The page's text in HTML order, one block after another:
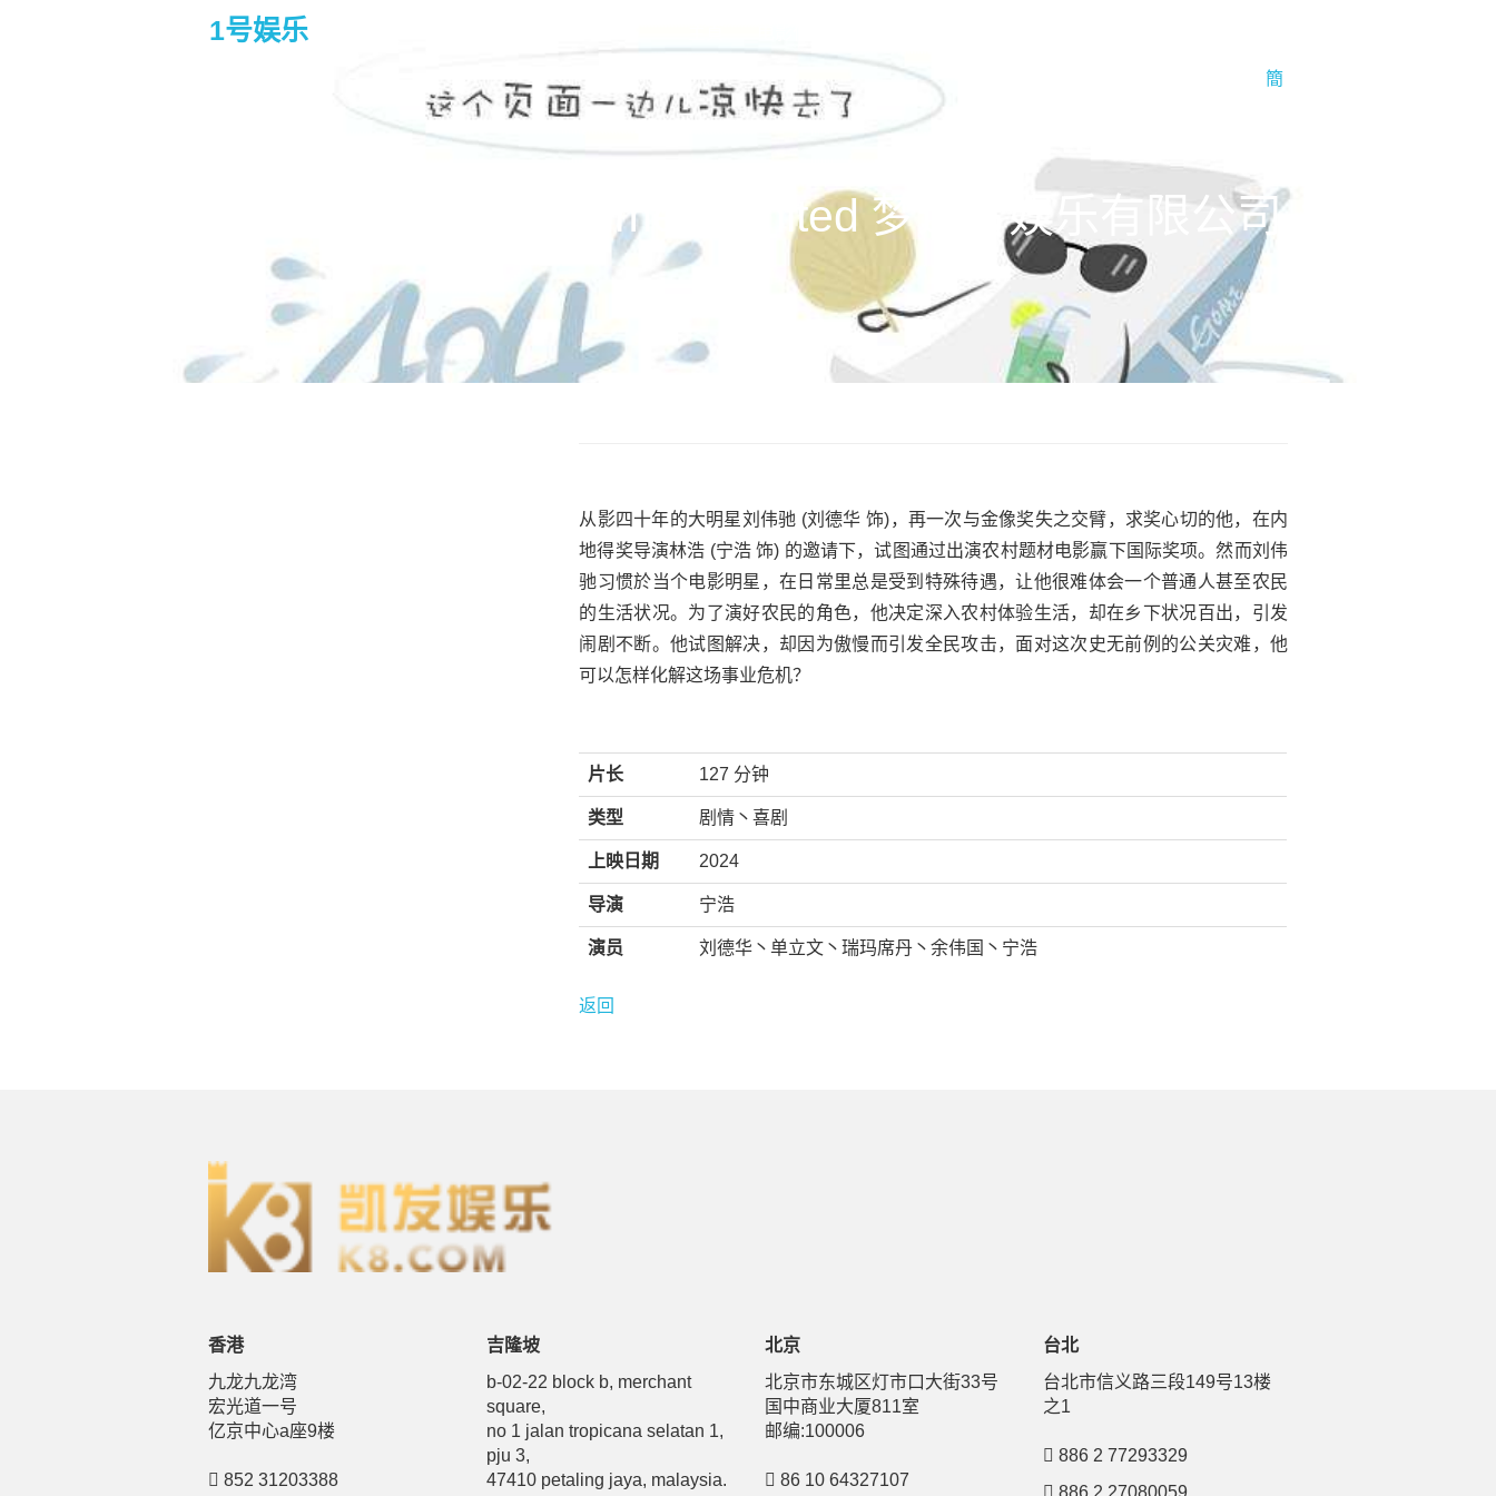
1号娱乐
簡
红毯先生 – infinitus entertainment limited 梦造者娱乐有限公司-1号娱乐
从影四十年的大明星刘伟驰 (刘德华 饰)，再一次与金像奖失之交臂，求奖心切的他，在内
地得奖导演林浩 (宁浩 饰) 的邀请下，试图通过出演农村题材电影赢下国际奖项。然而刘伟
驰习惯於当个电影明星，在日常里总是受到特殊待遇，让他很难体会一个普通人甚至农民
的生活状况。为了演好农民的角色，他决定深入农村体验生活，却在乡下状况百出，引发
闹剧不断。他试图解决，却因为傲慢而引发全民攻击，面对这次史无前例的公关灾难，他
可以怎样化解这场事业危机？
片长 127 分钟
类型 剧情丶喜剧
上映日期 2024
导演 宁浩
演员 刘德华丶单立文丶瑞玛席丹丶余伟国丶宁浩
返回
香港
九龙九龙湾
宏光道一号
亿京中心a座9楼
852 31203388
吉隆坡
b-02-22 block b, merchant
square,
no 1 jalan tropicana selatan 1,
pju 3,
47410 petaling jaya, malaysia.
北京
北京市东城区灯市口大街33号
国中商业大厦811室
邮编:100006
86 10 64327107
台北
台北市信义路三段149号13楼
之1
886 2 77293329
886 2 27080059